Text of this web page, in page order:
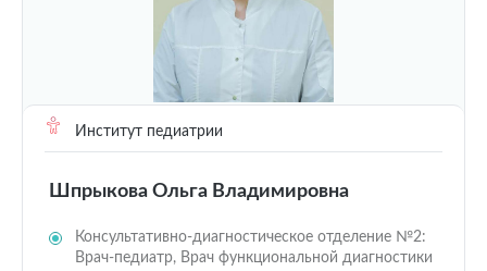
Институт педиатрии
Шпрыкова Ольга Владимировна
Консультативно-диагностическое отделение №2:
Врач-педиатр, Врач функциональной диагностики